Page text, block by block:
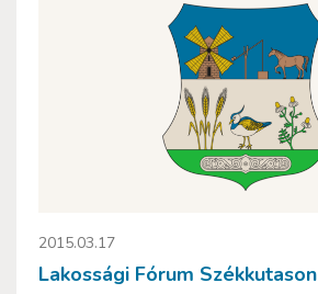
2015.03.17
Lakossági Fórum Székkutason